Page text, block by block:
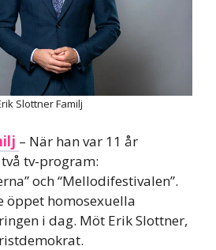
Slottner Familj
– När han var 11 år
tv-program:
och “Mellodifestivalen”.
öppet homosexuella
i dag. Möt Erik Slottner,